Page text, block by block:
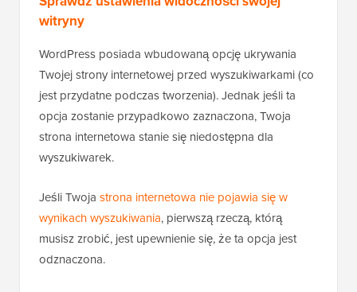
witryny
WordPress posiada wbudowaną opcję ukrywania
Twojej strony internetowej przed wyszukiwarkami (co
jest przydatne podczas tworzenia). Jednak jeśli ta
opcja zostanie przypadkowo zaznaczona, Twoja
strona internetowa stanie się niedostępna dla
wyszukiwarek.
Jeśli Twoja strona internetowa nie pojawia się w
wynikach wyszukiwania, pierwszą rzeczą, którą
musisz zrobić, jest upewnienie się, że ta opcja jest
odznaczona.